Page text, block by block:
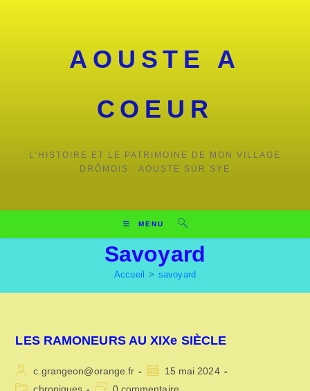
AOUSTE A
COEUR
L’HISTOIRE ET LE PATRIMOINE DE MON VILLAGE
DRÔMOIS : AOUSTE SUR SYE
MENU
Savoyard
Accueil > savoyard
LES RAMONEURS AU XIXe SIÈCLE
Auteur/autrice
de
c.grangeon@orange.fr
Publication
publiée :
15 mai 2024
Post
Commentaires